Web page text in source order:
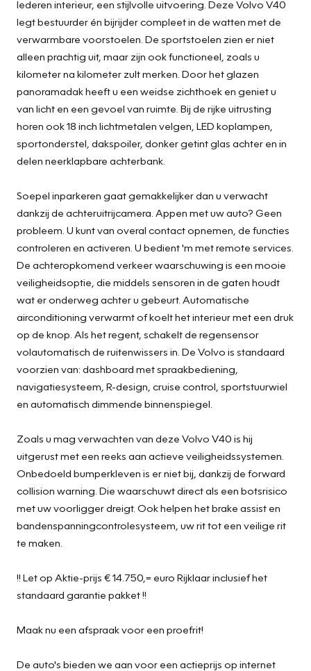
lederen interieur, een stijlvolle uitvoering. Deze Volvo V40
legt bestuurder én bijrijder compleet in de watten met de
verwarmbare voorstoelen. De sportstoelen zien er niet
alleen prachtig uit, maar zijn ook functioneel, zoals u
kilometer na kilometer zult merken. Door het glazen
panoramadak heeft u een weidse zichthoek en geniet u
van licht en een gevoel van ruimte. Bij de rijke uitrusting
horen ook 18 inch lichtmetalen velgen, LED koplampen,
sportonderstel, dakspoiler, donker getint glas achter en in
delen neerklapbare achterbank.
Soepel inparkeren gaat gemakkelijker dan u verwacht
dankzij de achteruitrijcamera. Appen met uw auto? Geen
probleem. U kunt van overal contact opnemen, de functies
controleren en activeren. U bedient 'm met remote services.
De achteropkomend verkeer waarschuwing is een mooie
veiligheidsoptie, die middels sensoren in de gaten houdt
wat er onderweg achter u gebeurt. Automatische
airconditioning verwarmt of koelt het interieur met een druk
op de knop. Als het regent, schakelt de regensensor
volautomatisch de ruitenwissers in. De Volvo is standaard
voorzien van: dashboard met spraakbediening,
navigatiesysteem, R-design, cruise control, sportstuurwiel
en automatisch dimmende binnenspiegel.
Zoals u mag verwachten van deze Volvo V40 is hij
uitgerust met een reeks aan actieve veiligheidssystemen.
Onbedoeld bumperkleven is er niet bij, dankzij de forward
collision warning. Die waarschuwt direct als een botsrisico
met uw voorligger dreigt. Ook helpen het brake assist en
bandenspanningcontrolesysteem, uw rit tot een veilige rit
te maken.
!! Let op Aktie-prijs € 14.750,= euro Rijklaar inclusief het
standaard garantie pakket !!
Maak nu een afspraak voor een proefrit!
De auto's bieden we aan voor een actieprijs op internet